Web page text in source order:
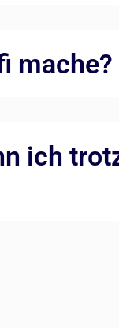
mache?
ich